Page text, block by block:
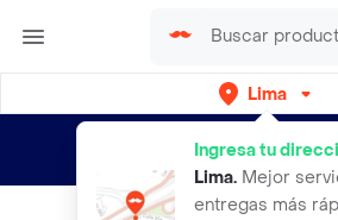
Lima
Ingresa tu
Lima. Mejor
entregas más
envíos gratis por semanas